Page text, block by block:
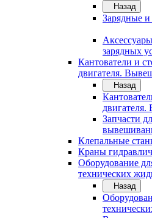
Назад
Зарядные и
зарядных
Кантователи и
двигателя.
Назад
Запчасти
Клепальные
Краны
Оборудование
технических
Назад